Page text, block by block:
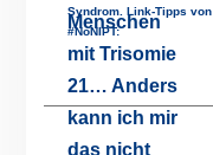
Syndrom. Link-Tipps von
#NoNIPT: